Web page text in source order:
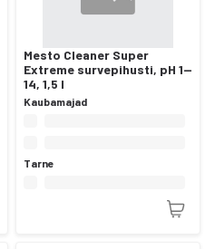
Mesto Cleaner Super
Extreme survepihusti, pH 1—
14, 1,5 l
Kaubamajad
Tarne